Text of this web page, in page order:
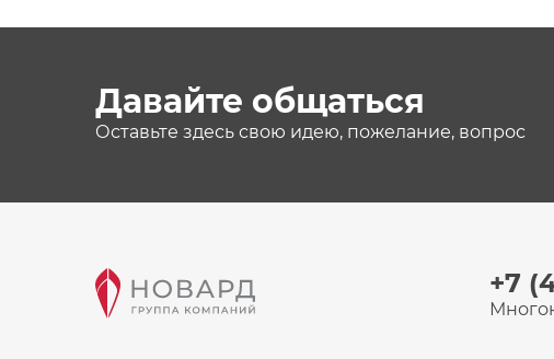
Давайте общаться
Оставьте здесь свою идею, пожелание, вопрос
+7